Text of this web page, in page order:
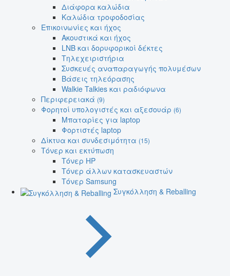
Διάφορα καλώδια
Καλώδια τροφοδοσίας
Επικοινωνίες και ήχος
Ακουστικά και ήχος
LNB και δορυφορικοί δέκτες
Τηλεχειριστήρια
Συσκευές αναπαραγωγής πολυμέσων
Βάσεις τηλεόρασης
Walkie Talkies και ραδιόφωνα
Περιφερειακά (9)
Φορητοί υπολογιστές και αξεσουάρ (6)
Μπαταρίες για laptop
Φορτιστές laptop
Δίκτυα και συνδεσιμότητα (15)
Τόνερ και εκτύπωση
Τόνερ HP
Τόνερ άλλων κατασκευαστών
Τόνερ Samsung
Συγκόλληση & Reballing